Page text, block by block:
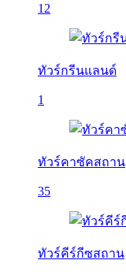
12
ทัวร์กรีนแลนด์
1
ทัวร์คาซัคสถาน
35
ทัวร์คีร์กีซสถาน